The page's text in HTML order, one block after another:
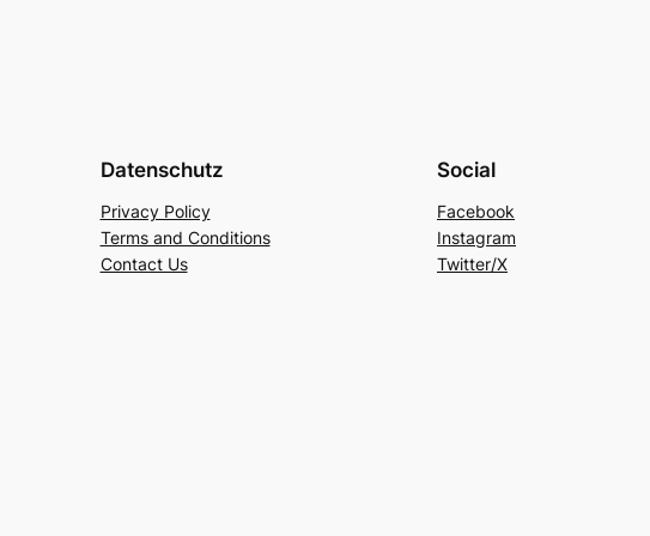
Datenschutz
Privacy Policy
Terms and Conditions
Contact Us
Social
Facebook
Instagram
Twitter/X